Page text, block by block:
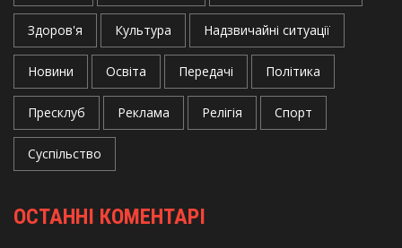
Здоров'я Культура Надзвичайні ситуації
Новини Освіта Передачі Політика
Пресклуб Реклама Релігія Спорт
Суспільство
ОСТАННІ КОМЕНТАРІ